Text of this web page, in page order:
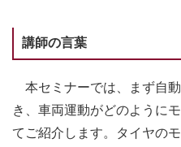
講師の言葉
本セミナーでは、まず自
き、車両運動がどのように
てご紹介します。タイヤの